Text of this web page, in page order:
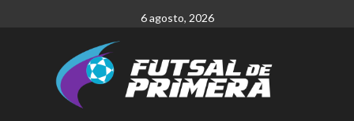
6 agosto, 2026